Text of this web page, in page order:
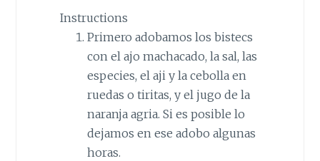
Instructions
Primero adobamos los bistecs
con el ajo machacado, la sal, las
especies, el aji y la cebolla en
ruedas o tiritas, y el jugo de la
naranja agria. Si es posible lo
dejamos en ese adobo algunas
horas.